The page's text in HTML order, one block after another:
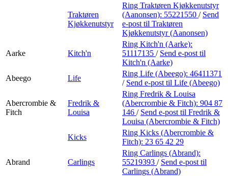
Traktøren
Kjøkkenutstyr
Ring Traktøren Kjøkkenutstyr
(Aanonsen): 55221550 / Send
e-post til Traktøren
Kjøkkenutstyr (Aanonsen)
Aarke Kitch'n
Ring Kitch'n (Aarke):
51117135 / Send e-post til
Kitch'n (Aarke)
Abeego
Life
Ring Life (Abeego): 46411371
/ Send e-post til Life (Abeego)
Abercrombie &
Fitch
Fredrik &
Louisa
Ring Fredrik & Louisa
(Abercrombie & Fitch): 904 87
146 / Send e-post til Fredrik &
Louisa (Abercrombie & Fitch)
Kicks
Ring Kicks (Abercrombie &
Fitch): 23 65 42 29
Abrand Carlings
Ring Carlings (Abrand):
55219393 / Send e-post til
Carlings (Abrand)